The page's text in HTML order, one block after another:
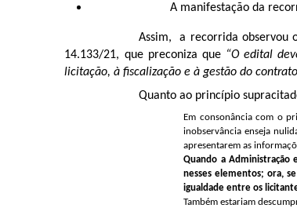
A manifestação da
Assim, a recorrida observou
14.133/21, que preconiza que “O edital
licitação, à fiscalização e à gestão do
Quanto ao princípio
Em consonância com o
inobservância enseja
apresentarem as
Quando a Administração
nesses elementos; ora,
igualdade entre os
Também estariam